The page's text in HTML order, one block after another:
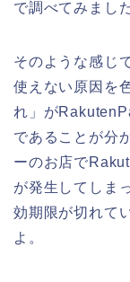
で調べてみました
そのような感じ
使えない原因を
れ」が
であることが分
ーのお店で
が発生してしま
効期限が切れて
よ。